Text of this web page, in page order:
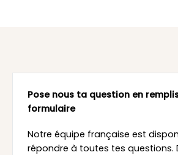
Pose nous ta question en
formulaire
Notre équipe française est
répondre à toutes tes questions.